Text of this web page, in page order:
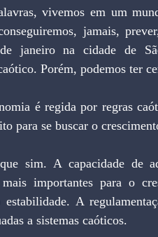
jamais,
janeiro na cidade de
Porém, podemos ter
para se buscar o
mais importantes para o
A
a sistemas caóticos.